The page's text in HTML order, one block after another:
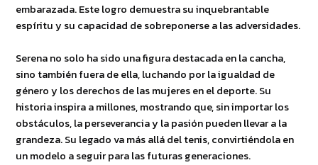
embarazada. Este logro demuestra su inquebrantable
espíritu y su capacidad de sobreponerse a las adversidades.
Serena no solo ha sido una figura destacada en la cancha,
sino también fuera de ella, luchando por la igualdad de
género y los derechos de las mujeres en el deporte. Su
historia inspira a millones, mostrando que, sin importar los
obstáculos, la perseverancia y la pasión pueden llevar a la
grandeza. Su legado va más allá del tenis, convirtiéndola en
un modelo a seguir para las futuras generaciones.